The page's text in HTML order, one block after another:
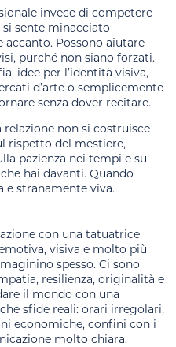
invece di competere
sente minacciato
accanto. Possono aiutare
purché non siano forzati.
idee per l’identità visiva,
d’arte o semplicemente
senza dover recitare.
non si costruisce
rispetto del mestiere,
pazienza nei tempi e su
hai davanti. Quando
e stranamente viva.
con una tatuatrice
visiva e molto più
spesso. Ci sono
resilienza, originalità e
il mondo con una
sfide reali: orari irregolari,
economiche, confini con i
molto chiara.